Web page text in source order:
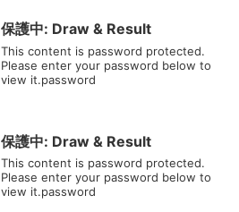
保護中: Draw & Result
This content is password protected.
Please enter your password below to
view it.password
保護中: Draw & Result
This content is password protected.
Please enter your password below to
view it.password